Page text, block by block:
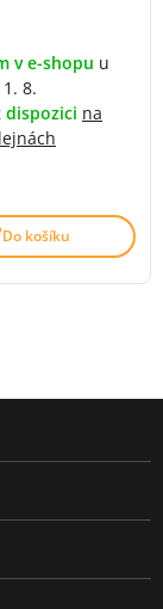
v e-shopu u
8.
dispozici na
Do košíku